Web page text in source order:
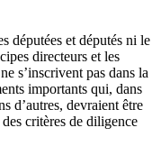
députées et députés ni le
directeurs et les
s’inscrivent pas dans la
importants qui, dans
d’autres, devraient être
critères de diligence